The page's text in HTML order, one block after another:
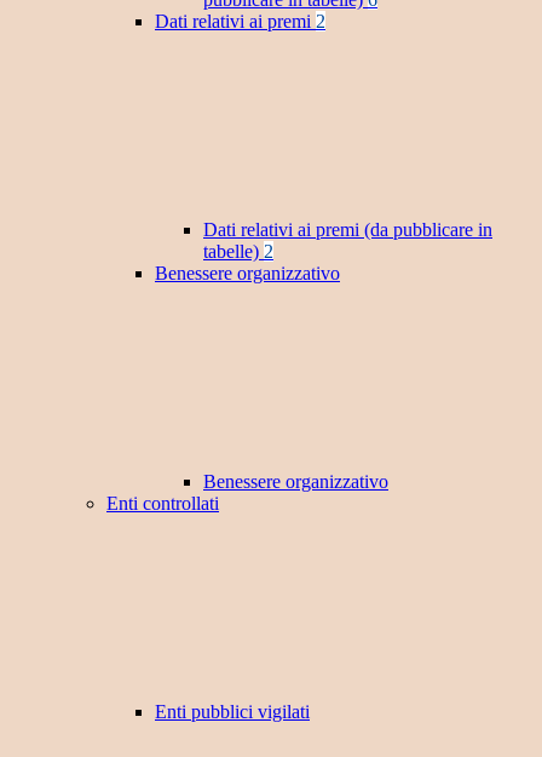
Dati relativi ai premi 2
Dati relativi ai premi (da pubblicare in
tabelle) 2
Benessere organizzativo
Benessere organizzativo
Enti controllati
Enti pubblici vigilati